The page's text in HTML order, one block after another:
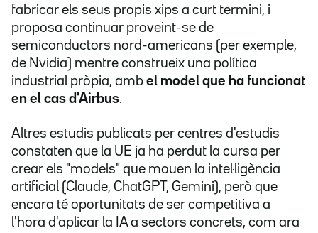
fabricar els seus propis xips a curt termini, i
proposa continuar proveint-se de
semiconductors nord-americans (per exemple,
de Nvidia) mentre construeix una política
industrial pròpia, amb el model que ha funcionat
en el cas d'Airbus.
Altres estudis publicats per centres d'estudis
constaten que la UE ja ha perdut la cursa per
crear els "models" que mouen la intel·ligència
artificial (Claude, ChatGPT, Gemini), però que
encara té oportunitats de ser competitiva a
l'hora d'aplicar la IA a sectors concrets, com ara